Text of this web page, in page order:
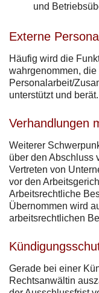
und
Externe
Häufig wird die
wahrgenommen,
Personalarbeit/
unterstützt und berät.
Verhandlungen
Weiterer
über den Abschluss
Vertreten von
vor den
Arbeitsrechtliche
Übernommen wird
arbeitsrechtlichen
Gerade bei einer
Rechtsanwältin